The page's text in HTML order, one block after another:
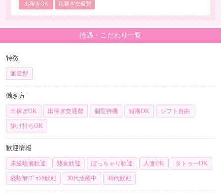
出稼ぎOK 出稼ぎ交通費
待遇・こだわり一覧
特徴
派遣型
働き方
出稼ぎOK 出稼ぎ交通費 個室待機 短期OK シフト自由
掛け持ちOK
歓迎情報
未経験者歓迎 熟女歓迎 ぽっちゃり歓迎 人妻OK タトゥーOK
経験者/ﾌﾞﾗﾝｸ歓迎 30代活躍中 40代歓迎